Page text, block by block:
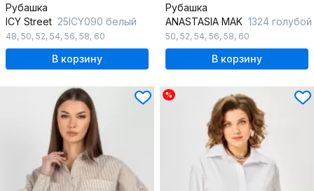
Рубашка
ICY Street 25ICY090 белый
48, 50, 52, 54, 56, 58, 60
В корзину
Рубашка
ANASTASIA MAK 1324 голубой
50, 52, 54, 56, 58, 60
В корзину
%